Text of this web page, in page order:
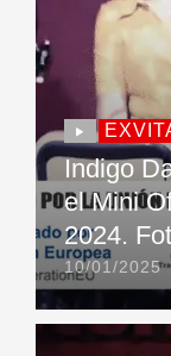
Indigo
el Mini
2024.
10/01/2025